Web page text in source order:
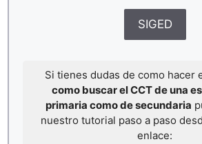
SIGED
Si tienes dudas de como hacer
como buscar el CCT de una
primaria como de secundaria
nuestro tutorial paso a paso
enlace: